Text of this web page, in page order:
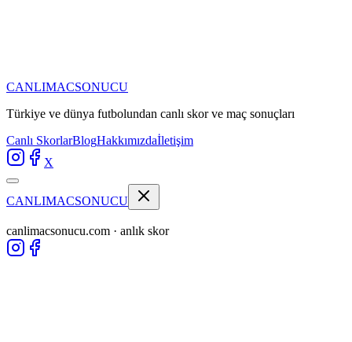
CANLIMACSONUCU
Türkiye ve dünya futbolundan canlı skor ve maç sonuçları
Canlı SkorlarBlogHakkımızdaİletişim
X
CANLIMACSONUCU
canlimacsonucu.com · anlık skor